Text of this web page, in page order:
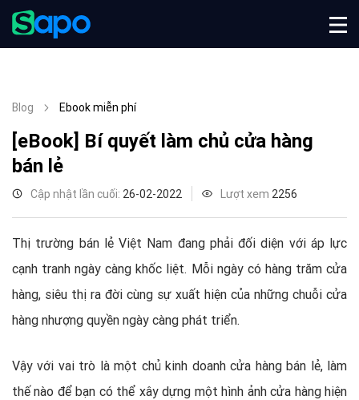
Blog Ebook miễn phí
[eBook] Bí quyết làm chủ cửa hàng
bán lẻ
Cập nhật lần cuối: 26-02-2022 Lượt xem 2256
Thị trường bán lẻ Việt Nam đang phải đối diện với áp lực
cạnh tranh ngày càng khốc liệt. Mỗi ngày có hàng trăm cửa
hàng, siêu thị ra đời cùng sự xuất hiện của những chuỗi cửa
hàng nhượng quyền ngày càng phát triển.
Vậy với vai trò là một chủ kinh doanh cửa hàng bán lẻ, làm
thế nào để bạn có thể xây dựng một hình ảnh cửa hàng hiện